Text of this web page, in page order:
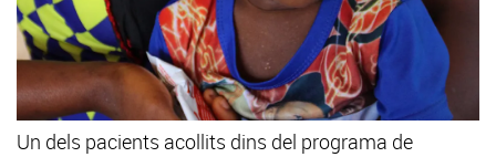
Un dels pacients acollits dins del programa de